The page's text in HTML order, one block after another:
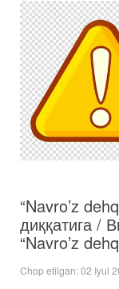
“Navro’z
диққатига /
“Navro’z
Chop etilgan:02 Iyul